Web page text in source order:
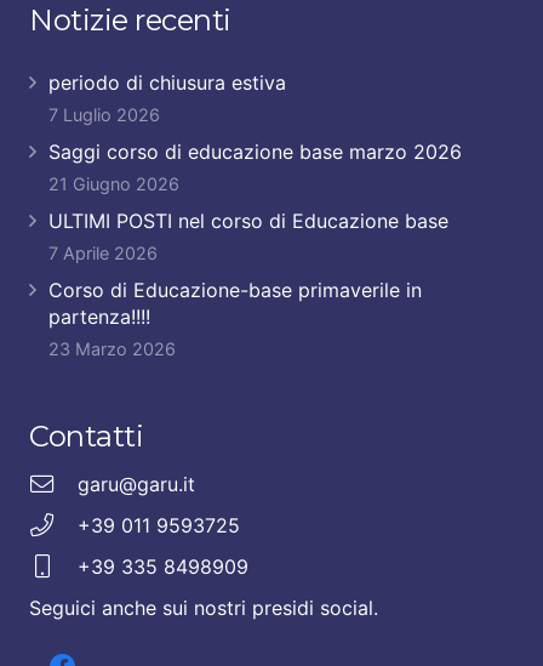
Notizie recenti
periodo di chiusura estiva
7 Luglio 2026
Saggi corso di educazione base marzo 2026
21 Giugno 2026
ULTIMI POSTI nel corso di Educazione base
7 Aprile 2026
Corso di Educazione-base primaverile in
partenza!!!!
23 Marzo 2026
Contatti
garu@garu.it
+39 011 9593725
+39 335 8498909
Seguici anche sui nostri presidi social.